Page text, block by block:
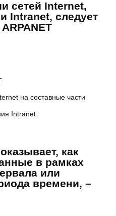
сетей Internet,
Intranet, следует
на составные части
Intranet
как
в рамках
или
времени, –